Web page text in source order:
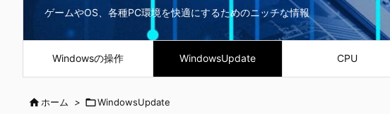
ゲームやOS、各種PC環境を快適にするためのニッチな情報
Windowsの操作 WindowsUpdate CPU
ホーム > WindowsUpdate